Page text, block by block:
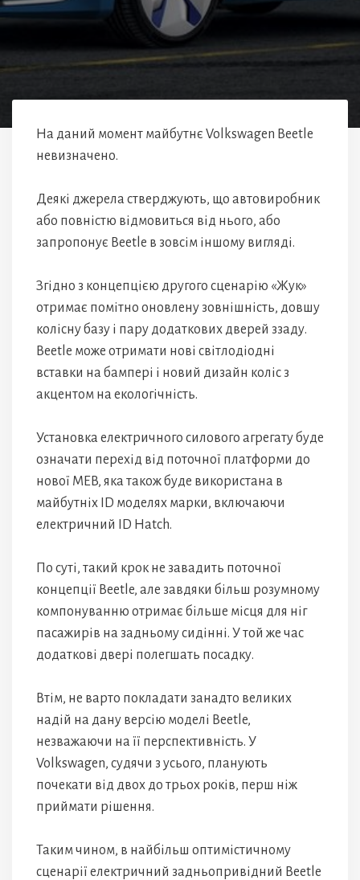
На даний момент майбутнє Volkswagen Beetle
невизначено.
Деякі джерела стверджують, що автовиробник
або повністю відмовиться від нього, або
запропонує Beetle в зовсім іншому вигляді.
Згідно з концепцією другого сценарію «Жук»
отримає помітно оновлену зовнішність, довшу
колісну базу і пару додаткових дверей ззаду.
Beetle може отримати нові світлодіодні
вставки на бампері і новий дизайн коліс з
акцентом на екологічність.
Установка електричного силового агрегату буде
означати перехід від поточної платформи до
нової MEB, яка також буде використана в
майбутніх ID моделях марки, включаючи
електричний ID Hatch.
По суті, такий крок не завадить поточної
концепції Beetle, але завдяки більш розумному
компонуванню отримає більше місця для ніг
пасажирів на задньому сидінні. У той же час
додаткові двері полегшать посадку.
Втім, не варто покладати занадто великих
надій на дану версію моделі Beetle,
незважаючи на її перспективність. У
Volkswagen, судячи з усього, планують
почекати від двох до трьох років, перш ніж
приймати рішення.
Таким чином, в найбільш оптимістичному
сценарії електричний задньопривідний Beetle